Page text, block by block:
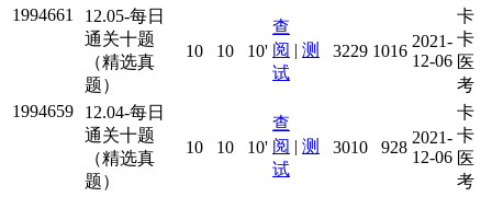
1994661
12.05-每日
通关十题
（精选真
题）
10 10 10'
查
阅 | 测
试
3229 1016
2021-
12-06
卡
卡
医
考
1994659
12.04-每日
通关十题
（精选真
题）
10 10 10'
查
阅 | 测
试
3010 928
2021-
12-06
卡
卡
医
考